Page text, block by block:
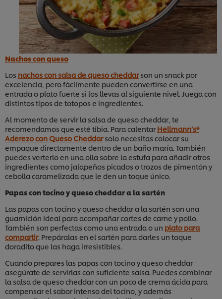
Nachos con queso
Los nachos con salsa de queso cheddarson un snack por
excelencia, pero fácilmente pueden convertirse en una
entrada o plato fuerte si los llevas al siguiente nivel. Juega con
distintos tipos de totopos e ingredientes.
Al momento de servir la salsa de queso cheddar, te
recomendamos que esté tibia. Para calentarHellmann’s®
Aderezo con Queso Cheddarsolo necesitas colocar su
empaque directamente dentro de un baño maría. También
puedes verterlo en una olla sobre la estufa para añadir otros
ingredientes como jalapeños picados o trozos de pimentón y
cebolla caramelizada que le den un toque único.
Papas con tocino y queso cheddar a la sartén
Las papas con tocino y queso cheddar a la sartén son una
guarnición ideal para acompañar cortes de carne y pollo.
También son perfectas como una entrada o un plato para
compartir. Prepáralas en el sartén para darles un toque
doradito que las haga irresistibles.
Cuando prepares las papas con tocino y queso cheddar
asegúrate de servirlas con suficiente salsa. Puedes combinar
la salsa de queso cheddar con un poco de crema ácida para
compensar el sabor intenso del tocino, y además